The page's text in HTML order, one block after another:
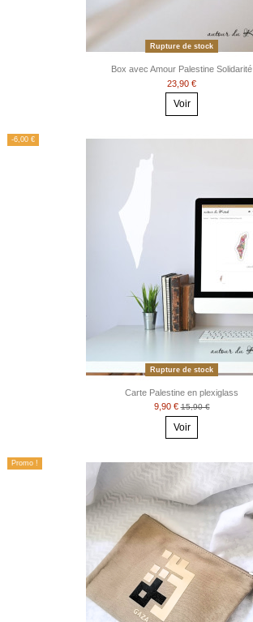
Rupture de stock
Box avec Amour Palestine Solidarité
23,90 €
Voir
-6,00 €
Rupture de stock
Carte Palestine en plexiglass
9,90 €15,90 €
Voir
Promo !